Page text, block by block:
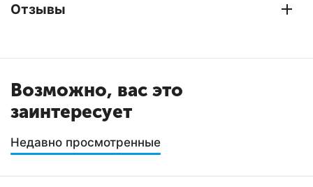
Отзывы
Возможно, вас это
заинтересует
Недавно просмотренные